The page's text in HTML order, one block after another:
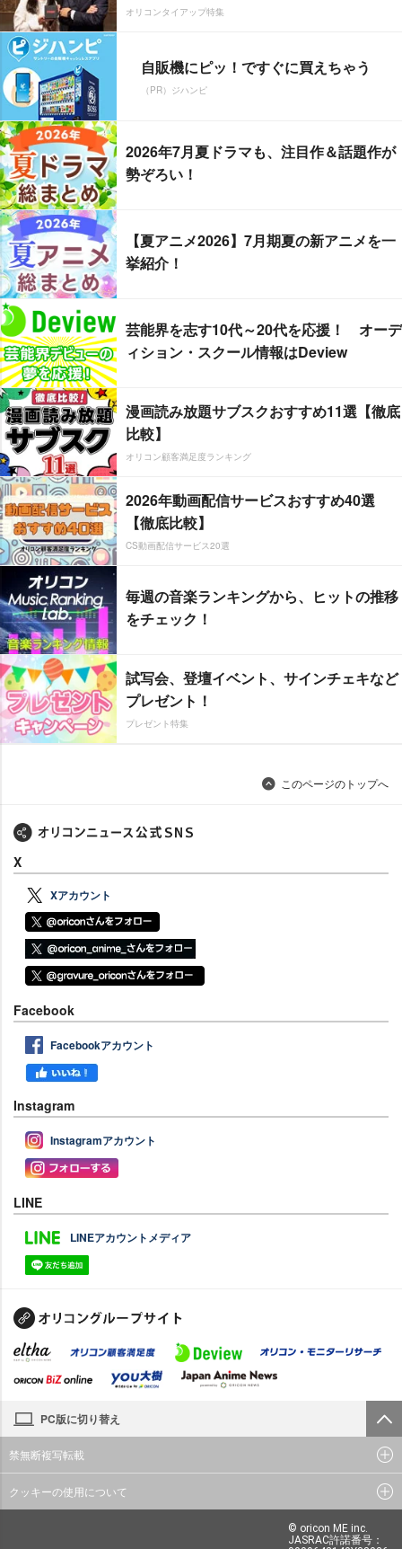
オリコンタイアップ特集
自販機にピッ！ですぐに買えちゃう
（PR）ジハンピ
2026年7月夏ドラマも、注目作＆話題作が
勢ぞろい！
【夏アニメ2026】7月期夏の新アニメを一
挙紹介！
芸能界を志す10代～20代を応援！ オーデ
ィション・スクール情報はDeview
漫画読み放題サブスクおすすめ11選【徹底
比較】
オリコン顧客満足度ランキング
2026年動画配信サービスおすすめ40選
【徹底比較】
CS動画配信サービス20選
毎週の音楽ランキングから、ヒットの推移
をチェック！
試写会、登壇イベント、サインチェキなど
プレゼント！
プレゼント特集
このページのトップへ
X
Xアカウント
Facebook
Facebookアカウント
Instagram
Instagramアカウント
LINE
LINEアカウントメディア
PC版に切り替え
禁無断複写転載
クッキーの使用について
© oricon ME inc.
JASRAC許諾番号：